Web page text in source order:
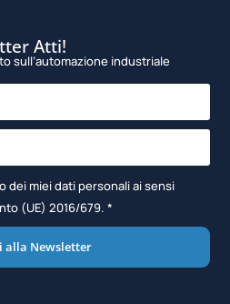
Atti!
sull’automazione industriale
dei miei dati personali ai sensi
(UE) 2016/679. *
alla Newsletter